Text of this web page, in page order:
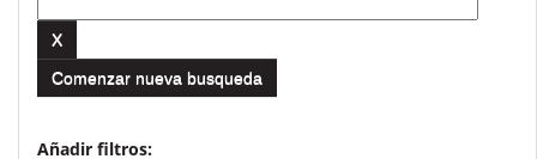
Comenzar nueva busqueda
Añadir filtros: